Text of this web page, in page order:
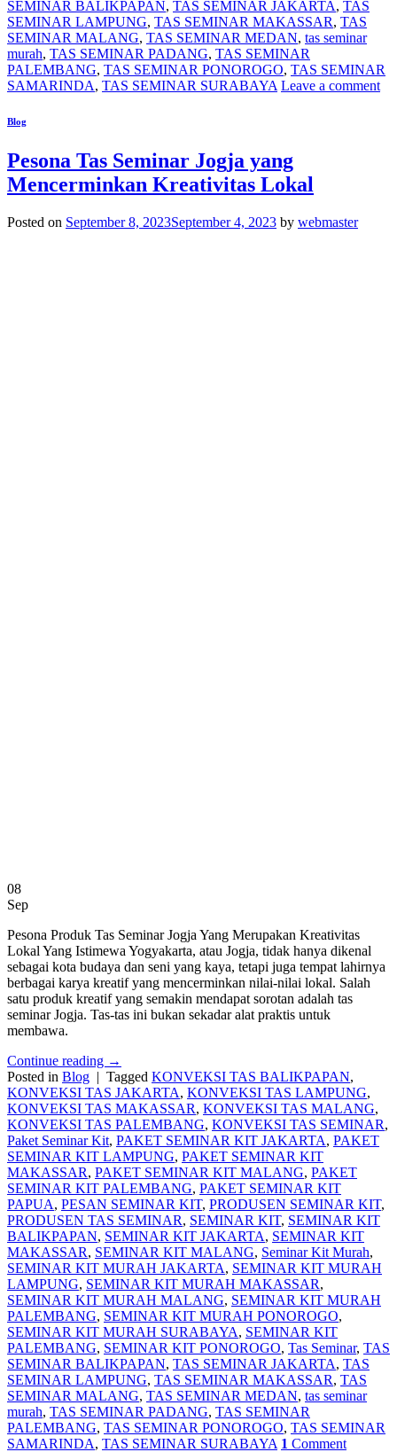
SEMINAR BALIKPAPAN, TAS SEMINAR JAKARTA, TAS
SEMINAR LAMPUNG, TAS SEMINAR MAKASSAR, TAS
SEMINAR MALANG, TAS SEMINAR MEDAN, tas seminar
murah, TAS SEMINAR PADANG, TAS SEMINAR
PALEMBANG, TAS SEMINAR PONOROGO, TAS SEMINAR
SAMARINDA, TAS SEMINAR SURABAYA Leave a comment
Blog
Pesona Tas Seminar Jogja yang
Mencerminkan Kreativitas Lokal
Posted on September 8, 2023September 4, 2023 by webmaster
08
Sep
Pesona Produk Tas Seminar Jogja Yang Merupakan Kreativitas
Lokal Yang Istimewa Yogyakarta, atau Jogja, tidak hanya dikenal
sebagai kota budaya dan seni yang kaya, tetapi juga tempat lahirnya
berbagai karya kreatif yang mencerminkan nilai-nilai lokal. Salah
satu produk kreatif yang semakin mendapat sorotan adalah tas
seminar Jogja. Tas-tas ini bukan sekadar alat praktis untuk
membawa.
Continue reading →
Posted in Blog | Tagged KONVEKSI TAS BALIKPAPAN,
KONVEKSI TAS JAKARTA, KONVEKSI TAS LAMPUNG,
KONVEKSI TAS MAKASSAR, KONVEKSI TAS MALANG,
KONVEKSI TAS PALEMBANG, KONVEKSI TAS SEMINAR,
Paket Seminar Kit, PAKET SEMINAR KIT JAKARTA, PAKET
SEMINAR KIT LAMPUNG, PAKET SEMINAR KIT
MAKASSAR, PAKET SEMINAR KIT MALANG, PAKET
SEMINAR KIT PALEMBANG, PAKET SEMINAR KIT
PAPUA, PESAN SEMINAR KIT, PRODUSEN SEMINAR KIT,
PRODUSEN TAS SEMINAR, SEMINAR KIT, SEMINAR KIT
BALIKPAPAN, SEMINAR KIT JAKARTA, SEMINAR KIT
MAKASSAR, SEMINAR KIT MALANG, Seminar Kit Murah,
SEMINAR KIT MURAH JAKARTA, SEMINAR KIT MURAH
LAMPUNG, SEMINAR KIT MURAH MAKASSAR,
SEMINAR KIT MURAH MALANG, SEMINAR KIT MURAH
PALEMBANG, SEMINAR KIT MURAH PONOROGO,
SEMINAR KIT MURAH SURABAYA, SEMINAR KIT
PALEMBANG, SEMINAR KIT PONOROGO, Tas Seminar, TAS
SEMINAR BALIKPAPAN, TAS SEMINAR JAKARTA, TAS
SEMINAR LAMPUNG, TAS SEMINAR MAKASSAR, TAS
SEMINAR MALANG, TAS SEMINAR MEDAN, tas seminar
murah, TAS SEMINAR PADANG, TAS SEMINAR
PALEMBANG, TAS SEMINAR PONOROGO, TAS SEMINAR
SAMARINDA, TAS SEMINAR SURABAYA 1 Comment